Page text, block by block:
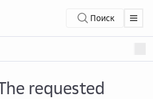
Поиск
requested